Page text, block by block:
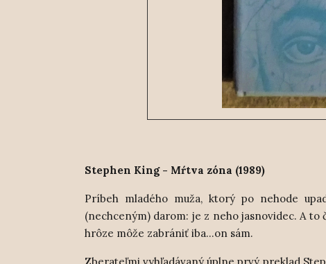
Stephen King - Mŕtva zóna (1989)
Príbeh mladého muža, ktorý po nehode
(nechceným) darom: je z neho jasnovidec. A
hrôze môže zabrániť iba...on sám.